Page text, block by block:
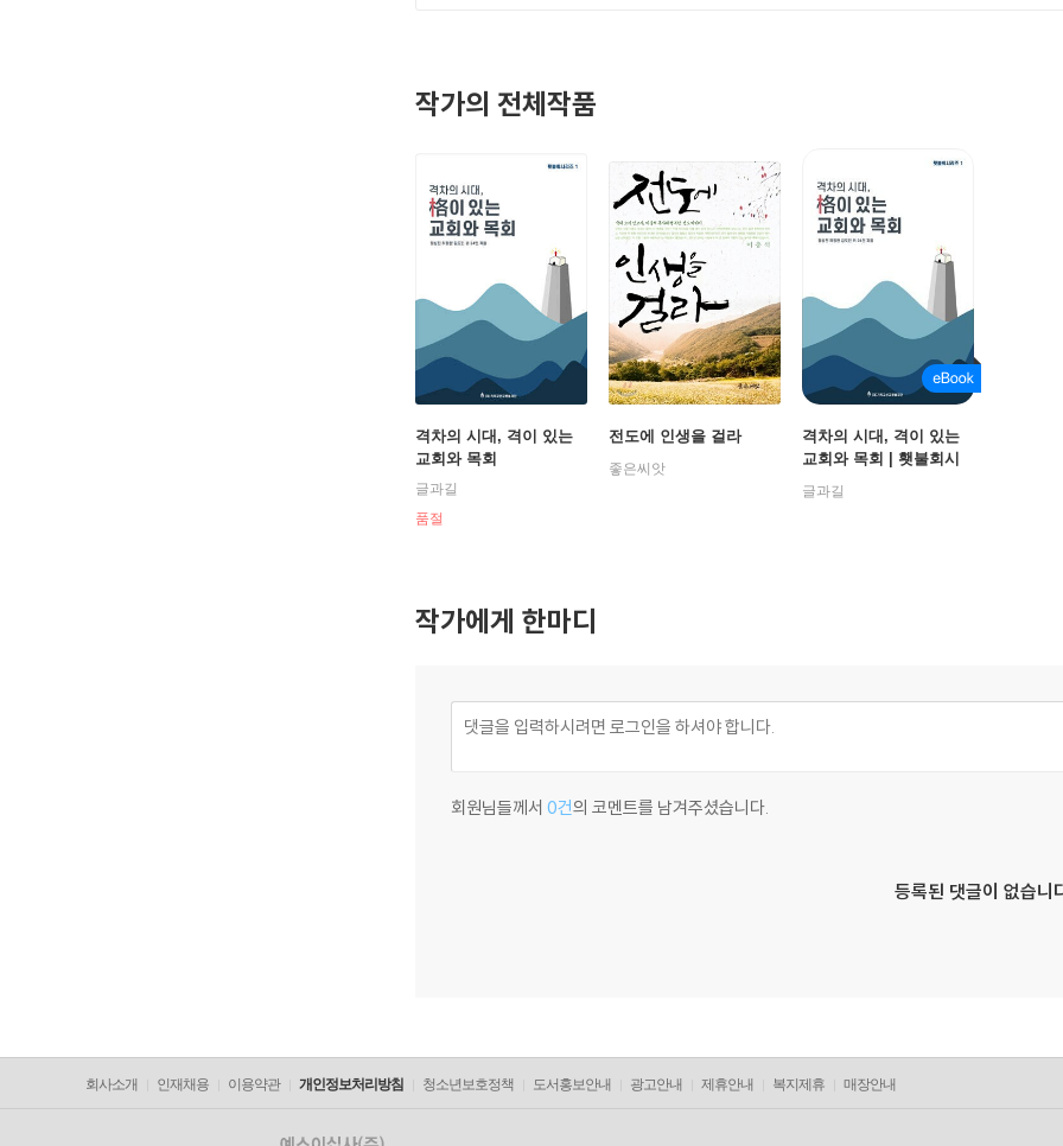
작가의 전체작품
격차의 시대, 격이 있는
교회와 목회
글과길
품절
전도에 인생을 걸라
좋은씨앗
격차의 시대, 격이 있는
교회와 목회 | 횃불회시
글과길
작가에게 한마디
회원님들께서 0건의 코멘트를 남겨주셨습니다.
등록된 댓글이 없습니
회사소개 인재채용 이용약관 개인정보처리방침 청소년보호정책 도서홍보안내 광고안내 제휴안내 복지제휴 매장안내